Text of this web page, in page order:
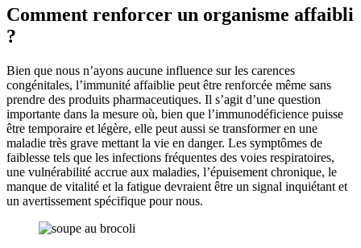
Comment renforcer un organisme affaibli
?
Bien que nous n’ayons aucune influence sur les carences
congénitales, l’immunité affaiblie peut être renforcée même sans
prendre des produits pharmaceutiques. Il s’agit d’une question
importante dans la mesure où, bien que l’immunodéficience puisse
être temporaire et légère, elle peut aussi se transformer en une
maladie très grave mettant la vie en danger. Les symptômes de
faiblesse tels que les infections fréquentes des voies respiratoires,
une vulnérabilité accrue aux maladies, l’épuisement chronique, le
manque de vitalité et la fatigue devraient être un signal inquiétant et
un avertissement spécifique pour nous.